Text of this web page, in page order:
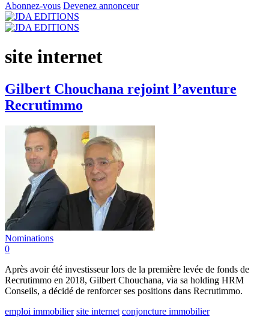
Abonnez-vous Devenez annonceur
site internet
Gilbert Chouchana rejoint l’aventure
Recrutimmo
Nominations
0
Après avoir été investisseur lors de la première levée de fonds de
Recrutimmo en 2018, Gilbert Chouchana, via sa holding HRM
Conseils, a décidé de renforcer ses positions dans Recrutimmo.
emploi immobilier site internet conjoncture immobilier